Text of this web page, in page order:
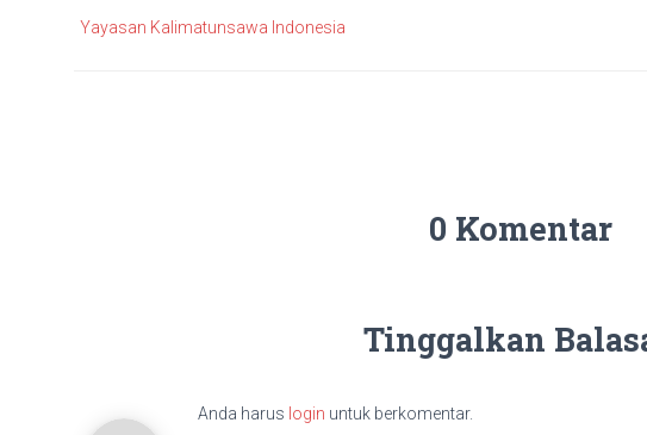
Yayasan Kalimatunsawa Indonesia
0 Komentar
Tinggalkan
Anda harus login untuk berkomentar.